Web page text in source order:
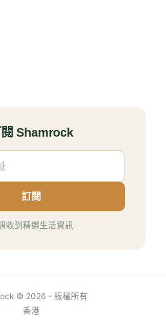
Shamrock
訂閱
收到精選生活資訊
© 2026 - 版權所有
香港